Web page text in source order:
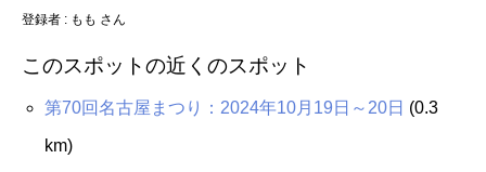
登録者 : もも さん
このスポットの近くのスポット
第70回名古屋まつり：2024年10月19日～20日 (0.3
km)